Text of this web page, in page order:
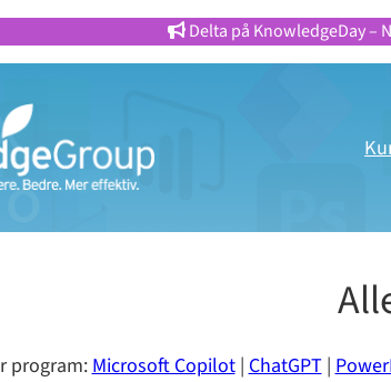
Delta på KnowledgeDay –
program:Microsoft Copilot|ChatGPT|